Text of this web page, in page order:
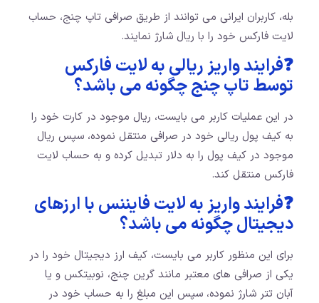
بله، کاربران ایرانی می توانند از طریق صرافی تاپ چنج، حساب
لایت فارکس خود را با ریال شارژ نمایند.
❓فرایند واریز ریالی به لایت فارکس
توسط تاپ چنج چگونه می باشد؟
در این عملیات کاربر می بایست، ریال موجود در کارت خود را
به کیف پول ریالی خود در صرافی منتقل نموده، سپس ریال
موجود در کیف پول را به دلار تبدیل کرده و به حساب لایت
فارکس منتقل کند.
❓فرایند واریز به لایت فایننس با ارزهای
دیجیتال چگونه می باشد؟
برای این منظور کاربر می بایست، کیف ارز دیجیتال خود را در
یکی از صرافی های معتبر مانند گرین چنج، نوبیتکس و یا
آبان تتر شارژ نموده، سپس این مبلغ را به حساب خود در